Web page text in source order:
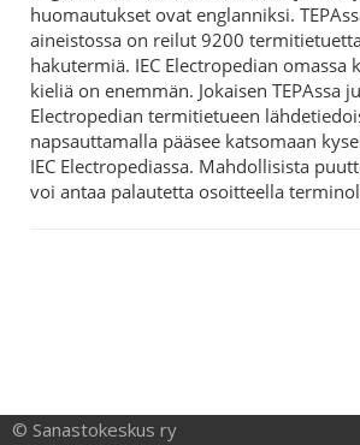
© Sanastokeskus ry